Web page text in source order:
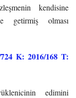
kendisine
getirmiş olması
K: 2016/168 T:
edimini